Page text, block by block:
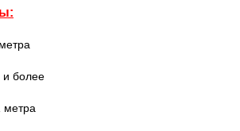
более
метра